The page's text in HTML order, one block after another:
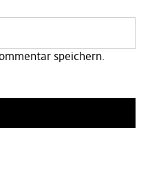
speichern.